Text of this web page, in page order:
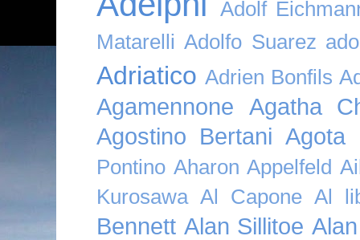
Adolf
Matarelli Adolfo Suarez
Adriatico Adrien Bonfils
Agamennone
Agatha
Agostino Bertani Agota
Pontino Aharon Appelfeld
Kurosawa Al Capone Al
Bennett Alan Sillitoe